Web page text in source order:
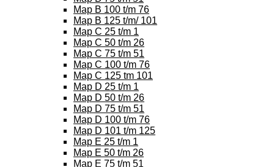
Map B 100 t/m 76
Map B 125 t/m/ 101
Map C 25 t/m 1
Map C 50 t/m 26
Map C 75 t/m 51
Map C 100 t/m 76
Map C 125 tm 101
Map D 25 t/m 1
Map D 50 t/m 26
Map D 75 t/m 51
Map D 100 t/m 76
Map D 101 t/m 125
Map E 25 t/m 1
Map E 50 t/m 26
Map E 75 t/m 51